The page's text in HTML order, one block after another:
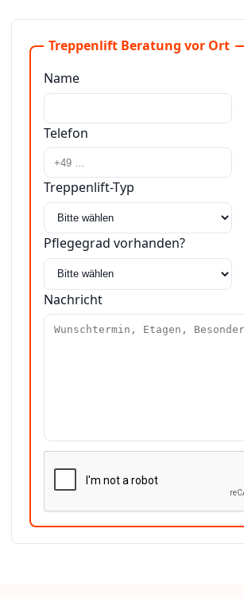
Treppenlift Beratung vor Ort
Name
Telefon
Treppenlift-Typ
Pflegegrad vorhanden?
Nachricht